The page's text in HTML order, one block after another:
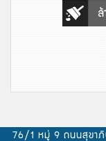
76/1 หมู่ 9 ถนนสุขาภิ